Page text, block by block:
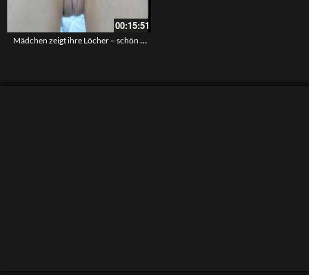
00:15:51
Mädchen zeigt ihre Löcher – schön geil gespreizte Backen für sexy Einblicke